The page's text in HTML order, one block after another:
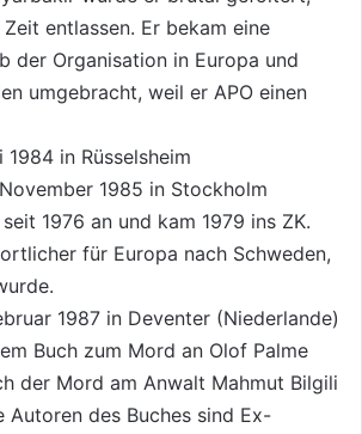
entlassen. Er bekam eine
der Organisation in Europa und
umgebracht, weil er APO einen
in Rüsselsheim
1985 in Stockholm
1976 an und kam 1979 ins ZK.
für Europa nach Schweden,
1987 in Deventer (Niederlande)
Buch zum Mord an Olof Palme
der Mord am Anwalt Mahmut Bilgili
Autoren des Buches sind Ex-